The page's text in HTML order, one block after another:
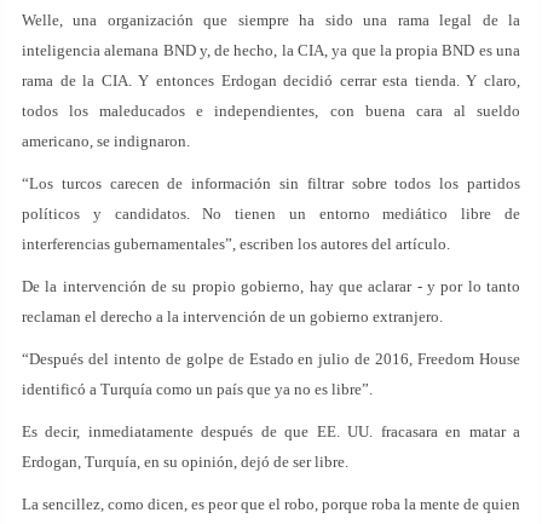
Welle, una organización que siempre ha sido una rama legal de la
inteligencia alemana BND y, de hecho, la CIA, ya que la propia BND es una
rama de la CIA. Y entonces Erdogan decidió cerrar esta tienda. Y claro,
todos los maleducados e independientes, con buena cara al sueldo
americano, se indignaron.
“Los turcos carecen de información sin filtrar sobre todos los partidos
políticos y candidatos. No tienen un entorno mediático libre de
interferencias gubernamentales”, escriben los autores del artículo.
De la intervención de su propio gobierno, hay que aclarar - y por lo tanto
reclaman el derecho a la intervención de un gobierno extranjero.
“Después del intento de golpe de Estado en julio de 2016, Freedom House
identificó a Turquía como un país que ya no es libre”.
Es decir, inmediatamente después de que EE. UU. fracasara en matar a
Erdogan, Turquía, en su opinión, dejó de ser libre.
La sencillez, como dicen, es peor que el robo, porque roba la mente de quien